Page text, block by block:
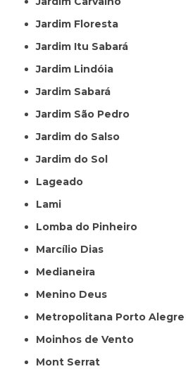
Jardim Floresta
Jardim Itu Sabará
Jardim Lindóia
Jardim Sabará
Jardim São Pedro
Jardim do Salso
Jardim do Sol
Lageado
Lami
Lomba do Pinheiro
Marcílio Dias
Medianeira
Menino Deus
Metropolitana Porto Alegre
Moinhos de Vento
Mont Serrat